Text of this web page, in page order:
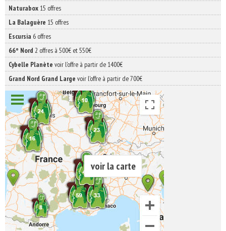
Naturabox 15 offres
La Balaguère 15 offres
Escursia 6 offres
66° Nord 2 offres à 500€ et 550€
Cybelle Planète voir l'offre à partir de 1400€
Grand Nord Grand Large voir l'offre à partir de 700€
voir la carte